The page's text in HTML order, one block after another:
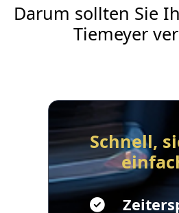
Darum sollten Sie
Tiemeyer
Schnell,